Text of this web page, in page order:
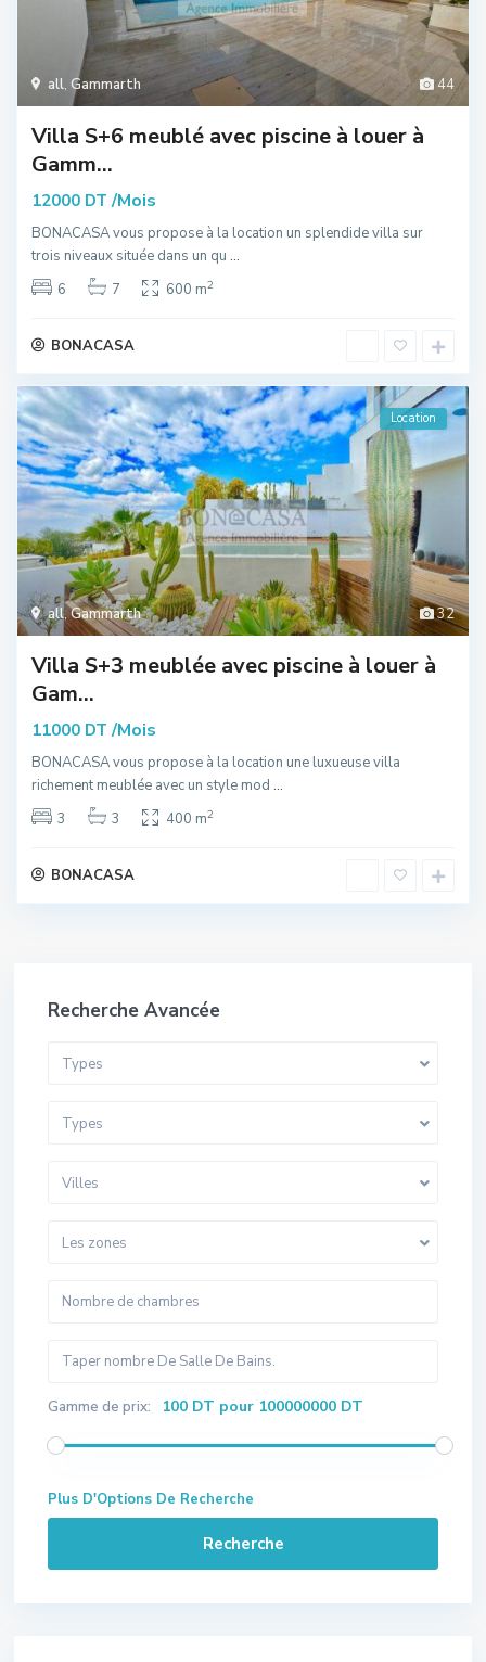
44
all, Gammarth
Villa S+6 meublé avec piscine à louer à
Gamm...
12000 DT /Mois
BONACASA vous propose à la location un splendide villa sur
trois niveaux située dans un qu ...
6
7 600 m2
BONACASA
32
all,Gammarth
Location
Villa S+3 meublée avec piscine à louer à
Gam...
11000 DT /Mois
BONACASA vous propose à la location une luxueuse villa
richement meublée avec un style mod ...
3
3 400 m2
BONACASA
Recherche Avancée
Types
Types
Villes
Les zones
Gamme de prix: 100 DT pour 100000000 DT
Plus D'Options De Recherche
Recherche